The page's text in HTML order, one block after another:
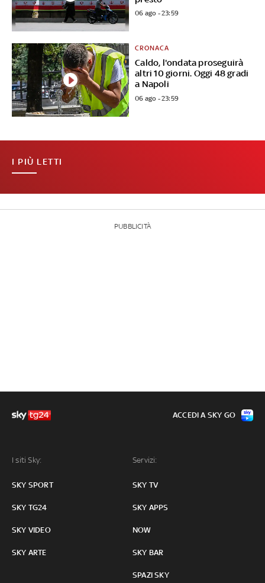
06 ago - 23:59
Caldo, l'ondata proseguirà
altri 10 giorni. Oggi 48 gradi
a Napoli
CRONACA
06 ago - 23:59
I PIÙ LETTI
PUBBLICITÀ
I siti Sky:
SKY SPORT
SKY TG24
SKY VIDEO
SKY ARTE
Servizi:
SKY TV
SKY APPS
NOW
SKY BAR
SPAZI SKY
ACCEDI A SKY GO